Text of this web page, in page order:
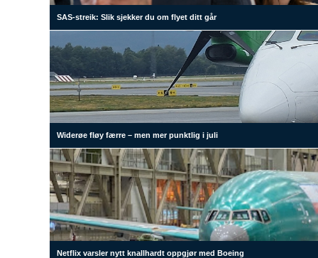
SAS-streik: Slik sjekker du om flyet ditt går
Widerøe fløy færre – men mer punktlig i juli
Netflix varsler nytt knallhardt oppgjør med Boeing